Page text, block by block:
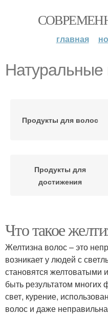
главная
Натуральные
Продукты для волос
Продукты для
достижения
Натуральные рецепты
Что такое
Желтизна волос – это
возникает у людей с
становятся желтоватыми
быть результатом многих
свет, курение,
волос и даже